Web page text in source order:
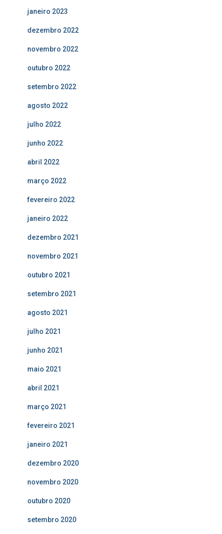
janeiro 2023
dezembro 2022
novembro 2022
outubro 2022
setembro 2022
agosto 2022
julho 2022
junho 2022
abril 2022
março 2022
fevereiro 2022
janeiro 2022
dezembro 2021
novembro 2021
outubro 2021
setembro 2021
agosto 2021
julho 2021
junho 2021
maio 2021
abril 2021
março 2021
fevereiro 2021
janeiro 2021
dezembro 2020
novembro 2020
outubro 2020
setembro 2020